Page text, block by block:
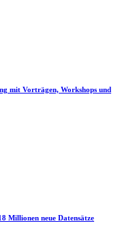
mit Vorträgen, Workshops und
Millionen neue Datensätze